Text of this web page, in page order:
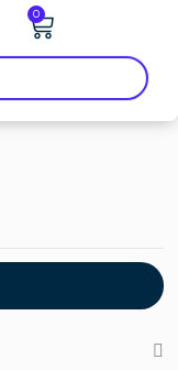
0
Carrito